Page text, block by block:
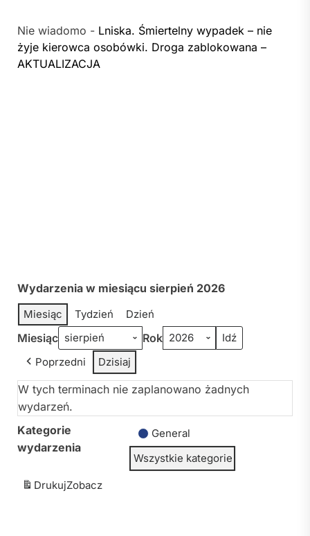
Nie wiadomo - Lniska. Śmiertelny wypadek – nie
żyje kierowca osobówki. Droga zablokowana –
AKTUALIZACJA
Wydarzenia w miesiącu sierpień 2026
Miesiąc Tydzień Dzień
Miesiąc Rok
Poprzedni Dzisiaj
W tych terminach nie zaplanowano żadnych
wydarzeń.
Kategorie
wydarzenia
General
Wszystkie kategorie
DrukujZobacz